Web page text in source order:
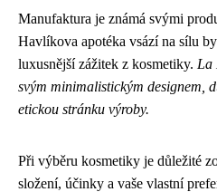
Manufaktura je známá svými
Havlíkova apotéka vsází na sílu
luxusnější zážitek z kosmetiky. La
svým minimalistickým designem,
etickou stránku výroby.
Při výběru kosmetiky je důležité
složení, účinky a vaše vlastní